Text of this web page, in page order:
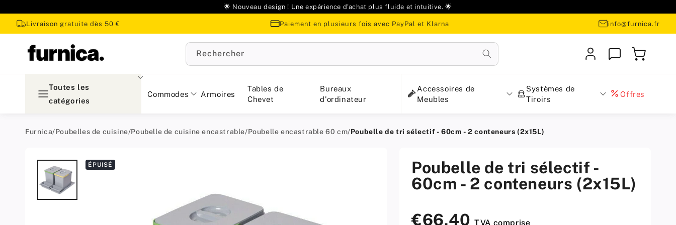
🌟 Nouveau design ! Une expérience d'achat plus fluide et intuitive. 🌟
Livraison gratuite dès 50 € Paiement en plusieurs fois avec PayPal et Klarna info@furnica.fr
Rechercher
connecter
Panier
Toutes les
catégories
Commodes Armoires
Tables de
Chevet
Bureaux
d'ordinateur
Accessoires de
Meubles
Systèmes de
Tiroirs
Offres
Furnica/Poubelles de cuisine/Poubelle de cuisine encastrable/Poubelle encastrable 60 cm/Poubelle de tri sélectif - 60cm - 2 conteneurs (2x15L)
ÉPUISÉ
Passer aux
informations
produit
Poubelle de tri sélectif -
60cm - 2 conteneurs (2x15L)
Prix
€66,40TVA comprise